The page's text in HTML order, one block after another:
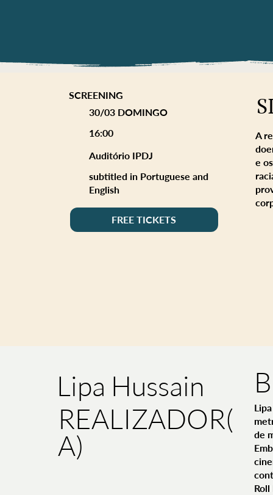
A
e
SCREENING
30/03 DOMINGO
16:00
Auditório IPDJ
subtitled in Portuguese and
English
FREE TICKETS
Lipa Hussain
REALIZADOR(
A)
de